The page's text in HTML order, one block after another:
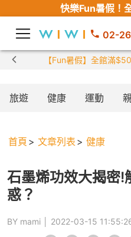
快樂Fun暑假！
02-
【Fun暑假】全館滿
旅遊 健康 運動
首頁 文章列表 健康
石墨烯功效大揭密!
惑？
BY mami │ 2022-03-15